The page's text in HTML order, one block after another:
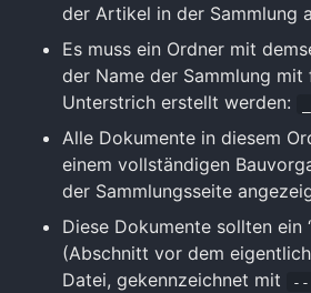
der Artikel in der Sammlung
Es muss ein Ordner mit
der Name der Sammlung mit
Unterstrich erstellt werden:
Alle Dokumente in diesem
einem vollständigen
der Sammlungsseite
Diese Dokumente sollten ein
(Abschnitt vor dem
Datei, gekennzeichnet mit